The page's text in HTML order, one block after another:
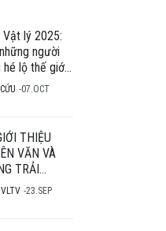
Vật lý 2025:
người
hé lộ thế giới
mạch
07.OCT
THIỆU
VĂN VÀ
TRẢI
VĂN
23.SEP